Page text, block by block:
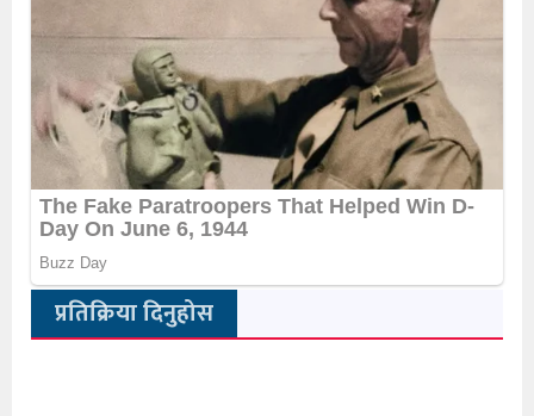
प्रतिक्रिया दिनुहोस